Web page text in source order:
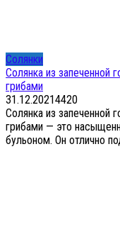
Солянки
Солянка из запеченной
грибами
31.12.20214420
Солянка из запеченной
грибами — это
бульоном. Он отлично